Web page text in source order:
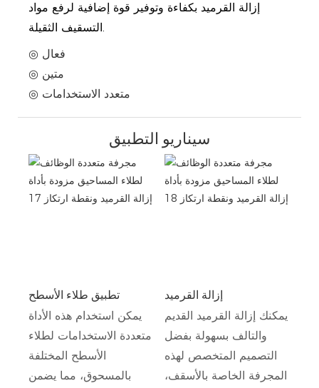
إزالة القرميد بكفاءة وتوفير قوة إضافية لرفع مواد
التسقيف الثقيلة.
◎ فعال
◎ متين
◎ متعدد الاستخدامات
سيناريو التطبيق
تطبيق طلاء الأسطح
يمكن استخدام هذه الأداة
متعددة الاستخدامات لطلاء
الأسطح المختلفة
بالمسحوق، مما يضمن
إزالة القرميد
يمكنك إزالة القرميد القديم
والتالف بسهولة بفضل
التصميم المتخصص لهذه
المجرفة الخاصة بالأسقف،